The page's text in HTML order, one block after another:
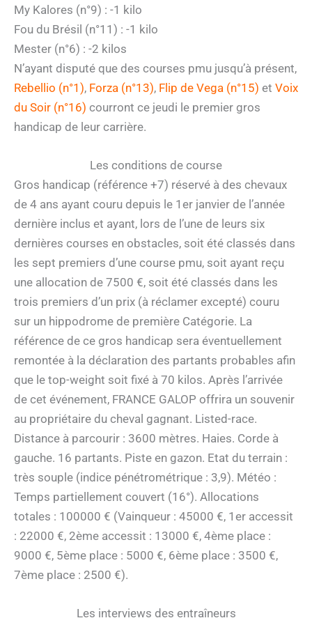
My Kalores (n°9) : -1 kilo
Fou du Brésil (n°11) : -1 kilo
Mester (n°6) : -2 kilos
N’ayant disputé que des courses pmu jusqu’à présent,
Rebellio (n°1), Forza (n°13), Flip de Vega (n°15) et Voix
du Soir (n°16) courront ce jeudi le premier gros
handicap de leur carrière.
Les conditions de course
Gros handicap (référence +7) réservé à des chevaux
de 4 ans ayant couru depuis le 1er janvier de l’année
dernière inclus et ayant, lors de l’une de leurs six
dernières courses en obstacles, soit été classés dans
les sept premiers d’une course pmu, soit ayant reçu
une allocation de 7500 €, soit été classés dans les
trois premiers d’un prix (à réclamer excepté) couru
sur un hippodrome de première Catégorie. La
référence de ce gros handicap sera éventuellement
remontée à la déclaration des partants probables afin
que le top-weight soit fixé à 70 kilos. Après l’arrivée
de cet événement, FRANCE GALOP offrira un souvenir
au propriétaire du cheval gagnant. Listed-race.
Distance à parcourir : 3600 mètres. Haies. Corde à
gauche. 16 partants. Piste en gazon. Etat du terrain :
très souple (indice pénétrométrique : 3,9). Météo :
Temps partiellement couvert (16°). Allocations
totales : 100000 € (Vainqueur : 45000 €, 1er accessit
: 22000 €, 2ème accessit : 13000 €, 4ème place :
9000 €, 5ème place : 5000 €, 6ème place : 3500 €,
7ème place : 2500 €).
Les interviews des entraîneurs